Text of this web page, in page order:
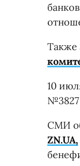
Также
10
№3827
СМИ
ZN.UA,